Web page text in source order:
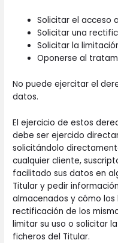
Solicitar el acceso
Solicitar una
Solicitar la
Oponerse al
No puede ejercitar el
datos.
El ejercicio de estos
debe ser ejercido
solicitándolo
cualquier cliente,
facilitado sus datos en
Titular y pedir
almacenados y cómo
rectificación de los
limitar su uso o solicitar
ficheros del Titular.